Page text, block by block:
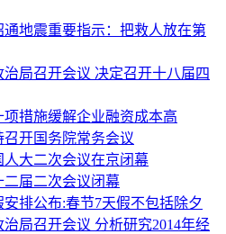
通地震重要指示：把救人放在第
治局召开会议 决定召开十八届四
项措施缓解企业融资成本高
召开国务院常务会议
人大二次会议在京闭幕
二届二次会议闭幕
安排公布:春节7天假不包括除夕
治局召开会议 分析研究2014年经